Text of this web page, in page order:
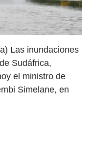
Las inundaciones
Sudáfrica,
el ministro de
Simelane, en